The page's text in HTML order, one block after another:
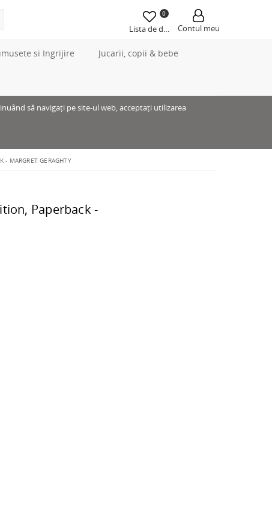
0
Lista de dorințeContul meu
si Ingrijire Jucarii, copii & bebe
să navigați pe site-ul web, acceptați utilizarea
- MARGRET GERAGHTY
Paperback -